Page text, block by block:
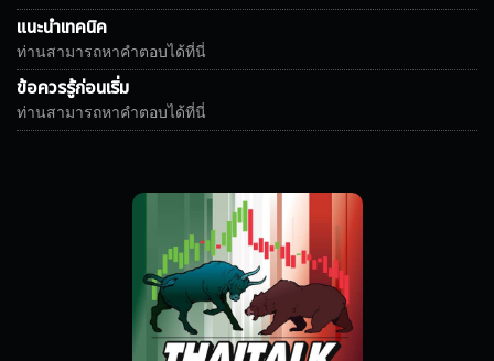
แนะนำเทคนิค
ท่านสามารถหาคำตอบได้ที่นี่
ข้อควรรู้ก่อนเริ่ม
ท่านสามารถหาคำตอบได้ที่นี่